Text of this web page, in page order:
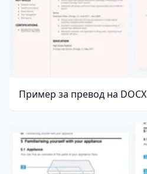
Пример за превод на DOCX